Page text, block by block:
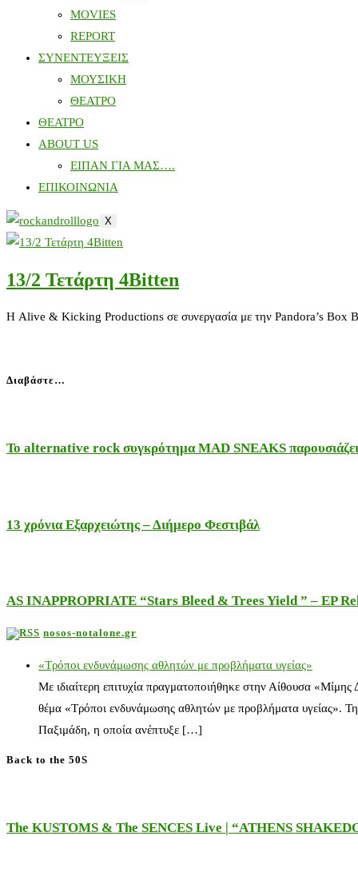
MOVIES
REPORT
ΣΥΝΕΝΤΕΥΞΕΙΣ
ΜΟΥΣΙΚΗ
ΘΕΑΤΡΟ
ΘΕΑΤΡΟ
ABOUT US
ΕΙΠΑΝ ΓΙΑ ΜΑΣ….
ΕΠΙΚΟΙΝΩΝΙΑ
X
13/2 Τετάρτη 4Bitten
Η Alive & Kicking Productions σε συνεργασία με την Pandora’s Box
Διαβάστε…
Το alternative rock συγκρότημα MAD SNEAKS
13 χρόνια Εξαρχειώτης – Διήμερο Φεστιβάλ
AS INAPPROPRIATE “Stars Bleed & Trees Yield ” – EP
nosos-notalone.gr
«Τρόποι ενδυνάμωσης αθλητών με προβλήματα υγείας»
Με ιδιαίτερη επιτυχία πραγματοποιήθηκε στην Αίθουσα
θέμα «Τρόποι ενδυνάμωσης αθλητών με προβλήματα υγείας».
Παξιμάδη, η οποία ανέπτυξε […]
Back to the 50S
The KUSTOMS & The SENCES Live | “ATHENS